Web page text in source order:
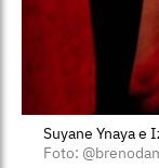
Suyane Ynaya e
Foto: